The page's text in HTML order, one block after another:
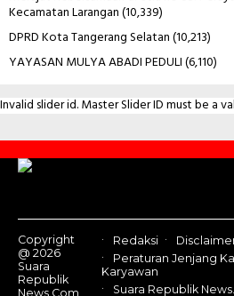
Kecamatan Larangan(10,339)
DPRD Kota Tangerang Selatan(10,213)
YAYASAN MULYA ABADI PEDULI(6,110)
Invalid slider id. Master Slider ID must be a
Contact
Us
Copyright
@ 2026
Suara
Republik
News.Com,
Redaksi
Peraturan Jenjang
Karyawan
Suara Republik